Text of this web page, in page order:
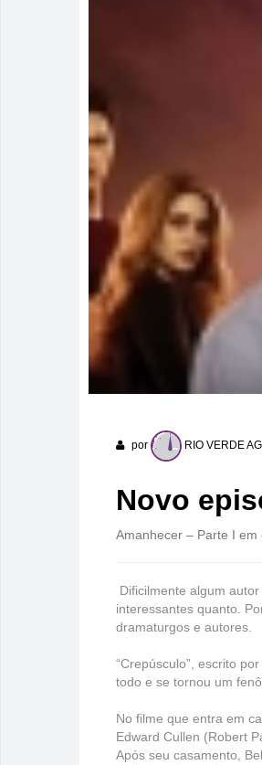
por RIO VERDE
Novo
Amanhecer – Parte I em
Dificilmente algum
interessantes quanto.
dramaturgos e autores.
“Crepúsculo”, escrito
todo e se tornou um
No filme que entra em
Edward Cullen (Robert
Após seu casamento,